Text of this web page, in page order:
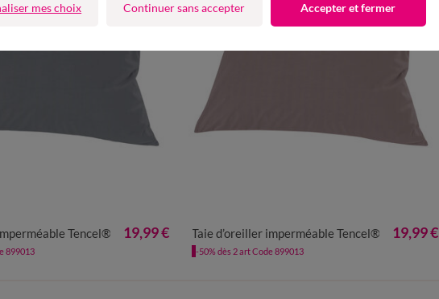
Tencel® 19,99 €
899013
Taie d’oreiller imperméable Tencel® 19,99 €
-50% dès 2 art Code 899013
mes choix Continuer sans accepter Accepter et fermer